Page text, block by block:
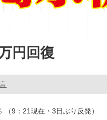
円回復
9：21現在・3日ぶり反発）